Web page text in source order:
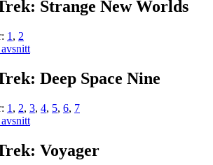
Strange New Worlds
1 , 2
Deep Space Nine
1 , 2, 3, 4, 5, 6, 7
Voyager